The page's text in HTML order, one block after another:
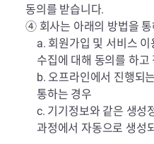
동의를 받습니다.
④ 회사는 아래의 방법을 통
a. 회원가입 및 서비스
수집에 대해 동의를 하고
b. 오프라인에서 진행되
통하는 경우
c. 기기정보와 같은 생성
과정에서 자동으로 생성